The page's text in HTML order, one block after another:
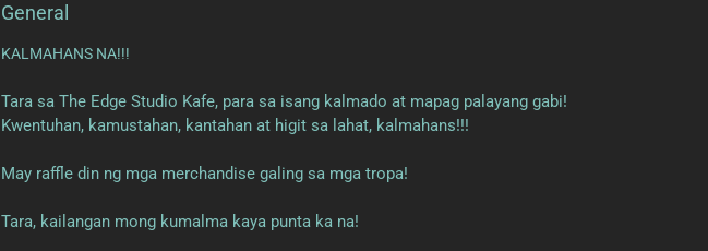
General
KALMAHANS NA!!!
Tara sa The Edge Studio Kafe, para sa isang kalmado at mapag palayang gabi!
Kwentuhan, kamustahan, kantahan at higit sa lahat, kalmahans!!!
May raffle din ng mga merchandise galing sa mga tropa!
Tara, kailangan mong kumalma kaya punta ka na!